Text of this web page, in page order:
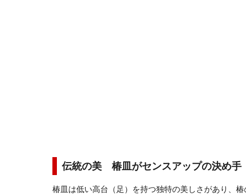
伝統の美 椿皿がセンスアップの決め手
椿皿は低い高台（足）を持つ独特の美しさがあり、